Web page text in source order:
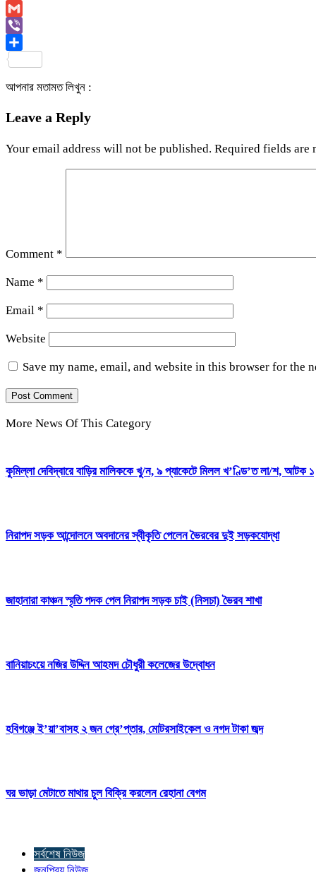
Copy
Link
Gmail
Viber
আপনার মতামত লিখুন :
Leave a Reply
Your email address will not be published. Required fields are
Comment *
Name *
Email *
Website
Save my name, email, and website in this browser for the
More News Of This Category
কুমিল্লা দেবিদ্বারে বাড়ির মালিককে খু/ন, ৯ প্যাকেটে মিলল খ’ণ্ডি’ত লা/শ, আটক ১
নিরাপদ সড়ক আন্দোলনে অবদানের স্বীকৃতি পেলেন ভৈরবের দুই সড়কযোদ্ধা
জাহানারা কাঞ্চন স্মৃতি পদক পেল নিরাপদ সড়ক চাই (নিসচা) ভৈরব শাখা
বানিয়াচংয়ে নজির উদ্দিন আহমদ চৌধুরী কলেজের উদ্বোধন
হবিগঞ্জে ই’য়া’বাসহ ২ জন গ্রে’প্তার, মোটরসাইকেল ও নগদ টাকা জব্দ
ঘর ভাড়া মেটাতে মাথার চুল বিক্রি করলেন রেহানা বেগম
সর্বশেষ নিউজ